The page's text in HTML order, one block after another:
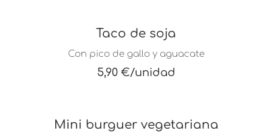
Taco de soja
Con pico de gallo y aguacate
5,90 €/unidad
Mini burguer vegetariana